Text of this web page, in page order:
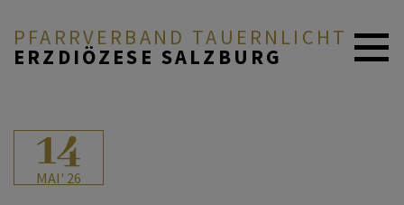
PFARRVERBAND TAUERNLICHT
ERZDIÖZESE SALZBURG
14
MAI' 26